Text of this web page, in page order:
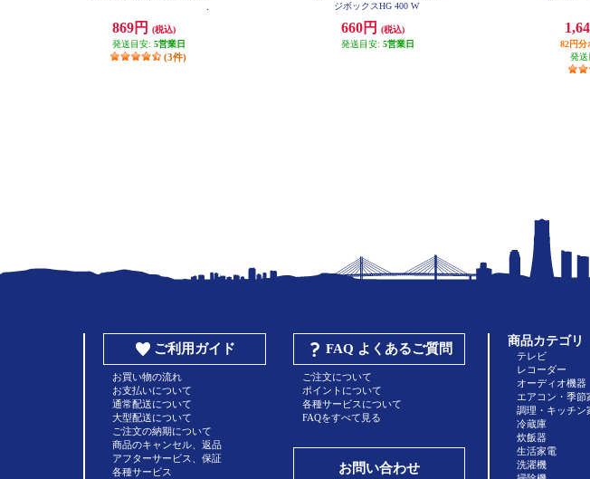
869円
(税込)
発送目安: 5営業日
(3件)
ジボックスHG 400 W
660円
(税込)
発送目安: 5営業日
82円分
発送
ご利用ガイド
お買い物の流れ
お支払いについて
通常配送について
大型配送について
ご注文の納期について
商品のキャンセル、返品
アフターサービス、保証
各種サービス
FAQ よくあるご質問
ご注文について
ポイントについて
各種サービスについて
FAQをすべて見る
お問い合わせ
商品カテゴリ
テレビ
レコーダー
オーディオ機器
エアコン・季節
調理・キッチン
冷蔵庫
炊飯器
生活家電
洗濯機